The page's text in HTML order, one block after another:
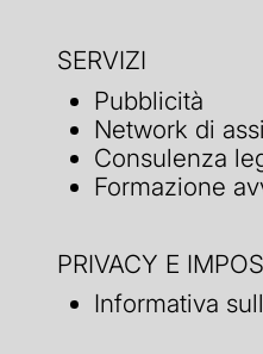
SERVIZI
Pubblicità
Network di
Consulenza
Formazione
PRIVACY E
Informativa